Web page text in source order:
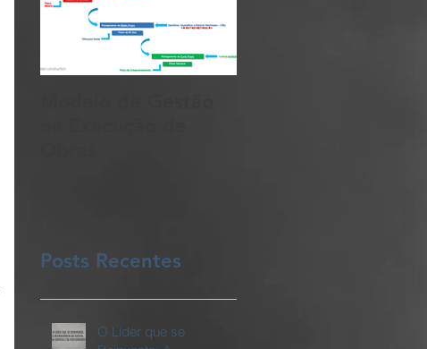
Posts Recentes
O Líder que se